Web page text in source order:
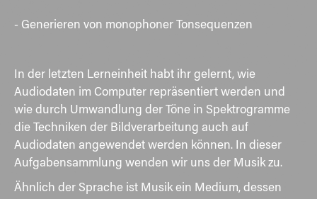
- Generieren von monophoner Tonsequenzen
In der letzten Lerneinheit habt ihr gelernt, wie
Audiodaten im Computer repräsentiert werden und
wie durch Umwandlung der Töne in Spektrogramme
die Techniken der Bildverarbeitung auch auf
Audiodaten angewendet werden können. In dieser
Aufgabensammlung wenden wir uns der Musik zu.
Ähnlich der Sprache ist Musik ein Medium, dessen